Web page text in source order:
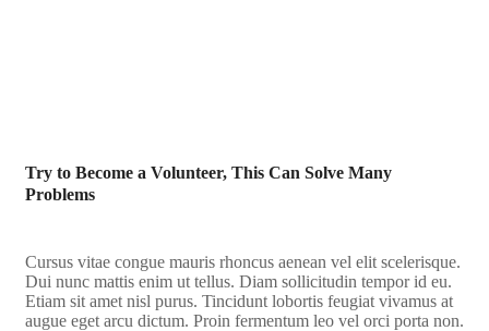
Try to Become a Volunteer, This Can Solve Many
Problems
Cursus vitae congue mauris rhoncus aenean vel elit scelerisque.
Dui nunc mattis enim ut tellus. Diam sollicitudin tempor id eu.
Etiam sit amet nisl purus. Tincidunt lobortis feugiat vivamus at
augue eget arcu dictum. Proin fermentum leo vel orci porta non.